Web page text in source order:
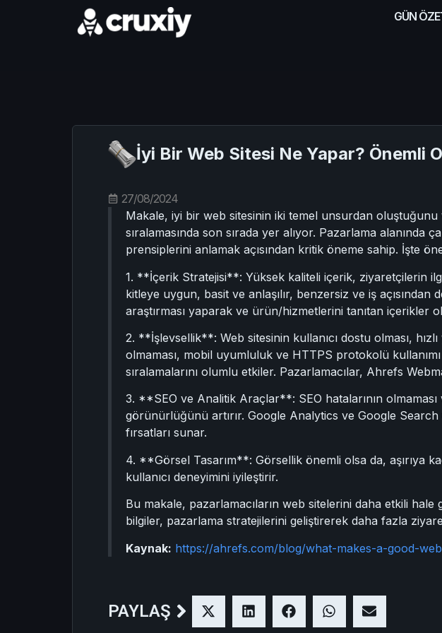
GÜN
İyi Bir Web Sitesi Ne Yapar? Önemli
27/08/2024
Makale, iyi bir web sitesinin iki temel unsurdan
sıralamasında son sırada yer alıyor. Pazarlama alanında
prensiplerini anlamak açısından kritik öneme sahip. İşte
1. **İçerik Stratejisi**: Yüksek kaliteli içerik, ziyaretçilerin
kitleye uygun, basit ve anlaşılır, benzersiz ve iş
araştırması yaparak ve ürün/hizmetlerini tanıtan içerikler
2. **İşlevsellik**: Web sitesinin kullanıcı dostu olması,
olmaması, mobil uyumluluk ve HTTPS protokolü
sıralamalarını olumlu etkiler. Pazarlamacılar, Ahrefs
3. **SEO ve Analitik Araçlar**: SEO hatalarının
görünürlüğünü artırır. Google Analytics ve Google
fırsatları sunar.
4. **Görsel Tasarım**: Görsellik önemli olsa da, aşırıya
kullanıcı deneyimini iyileştirir.
Bu makale, pazarlamacıların web sitelerini daha etkili
bilgiler, pazarlama stratejilerini geliştirerek daha fazla
Kaynak: https://ahrefs.com/blog/what-makes-a-good-
PAYLAŞ